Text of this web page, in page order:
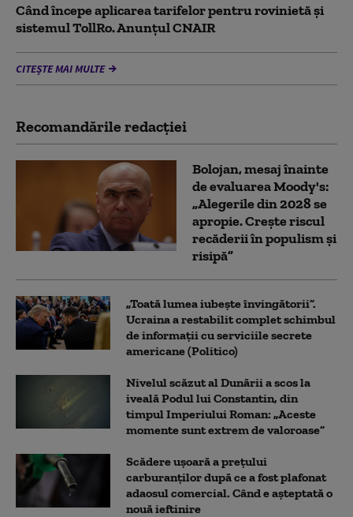
Când începe aplicarea tarifelor pentru rovinietă şi
sistemul TollRo. Anunțul CNAIR
CITEȘTE MAI MULTE
Recomandările redacţiei
Bolojan, mesaj înainte
de evaluarea Moody's:
„Alegerile din 2028 se
apropie. Crește riscul
recăderii în populism și
risipă”
„Toată lumea iubește învingătorii”.
Ucraina a restabilit complet schimbul
de informații cu serviciile secrete
americane (Politico)
Nivelul scăzut al Dunării a scos la
iveală Podul lui Constantin, din
timpul Imperiului Roman: „Aceste
momente sunt extrem de valoroase”
Scădere ușoară a prețului
carburanților după ce a fost plafonat
adaosul comercial. Când e așteptată o
nouă ieftinire